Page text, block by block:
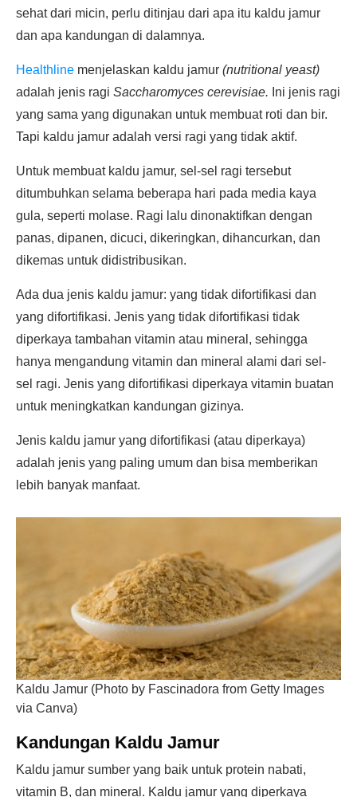
sehat dari micin, perlu ditinjau dari apa itu kaldu jamur
dan apa kandungan di dalamnya.
Healthline menjelaskan kaldu jamur (nutritional yeast)
adalah jenis ragi Saccharomyces cerevisiae. Ini jenis ragi
yang sama yang digunakan untuk membuat roti dan bir.
Tapi kaldu jamur adalah versi ragi yang tidak aktif.
Untuk membuat kaldu jamur, sel-sel ragi tersebut
ditumbuhkan selama beberapa hari pada media kaya
gula, seperti molase. Ragi lalu dinonaktifkan dengan
panas, dipanen, dicuci, dikeringkan, dihancurkan, dan
dikemas untuk didistribusikan.
Ada dua jenis kaldu jamur: yang tidak difortifikasi dan
yang difortifikasi. Jenis yang tidak difortifikasi tidak
diperkaya tambahan vitamin atau mineral, sehingga
hanya mengandung vitamin dan mineral alami dari sel-
sel ragi. Jenis yang difortifikasi diperkaya vitamin buatan
untuk meningkatkan kandungan gizinya.
Jenis kaldu jamur yang difortifikasi (atau diperkaya)
adalah jenis yang paling umum dan bisa memberikan
lebih banyak manfaat.
Kaldu Jamur (Photo by Fascinadora from Getty Images
via Canva)
Kandungan Kaldu Jamur
Kaldu jamur sumber yang baik untuk protein nabati,
vitamin B, dan mineral. Kaldu jamur yang diperkaya